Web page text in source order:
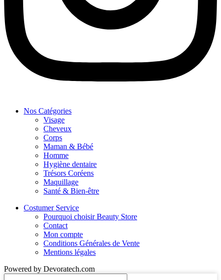
Nos Catégories
Visage
Cheveux
Corps
Maman & Bébé
Homme
Hygiène dentaire
Trésors Coréens
Maquillage
Santé & Bien-être
Costumer Service
Pourquoi choisir Beauty Store
Contact
Mon compte
Conditions Générales de Vente
Mentions légales
Powered by Devoratech.com